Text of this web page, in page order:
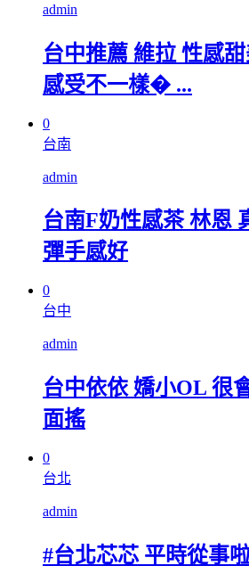
admin
台中推薦 維拉 性感
感受不一樣� ...
0
台南
admin
台南F奶性感茶 林恩
彈手感好
0
台中
admin
台中依依 嬌小OL 很
面搖
0
台北
admin
#台北芯芯 平時從事